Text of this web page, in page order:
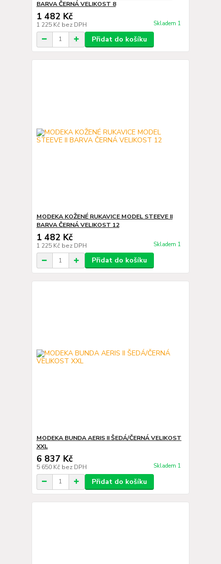
BARVA ČERNÁ VELIKOST 8
1 482 Kč
1 225 Kč bez DPH Skladem 1
Přidat do košíku
MODEKA KOŽENÉ RUKAVICE MODEL STEEVE II
BARVA ČERNÁ VELIKOST 12
1 482 Kč
1 225 Kč bez DPH Skladem 1
Přidat do košíku
MODEKA BUNDA AERIS II ŠEDÁ/ČERNÁ VELIKOST
XXL
6 837 Kč
5 650 Kč bez DPH Skladem 1
Přidat do košíku